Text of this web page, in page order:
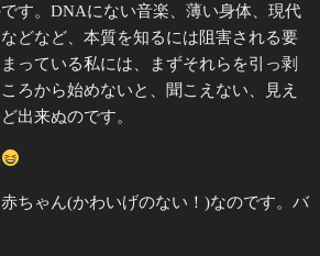
す。DNAにない音楽、薄い身体、現代
どなど、本質を知るには阻害される要
っている私には、まずそれらを引っ剥
ろから始めないと、聞こえない、見え
出来ぬのです。
ちゃん(かわいげのない！)なのです。バ